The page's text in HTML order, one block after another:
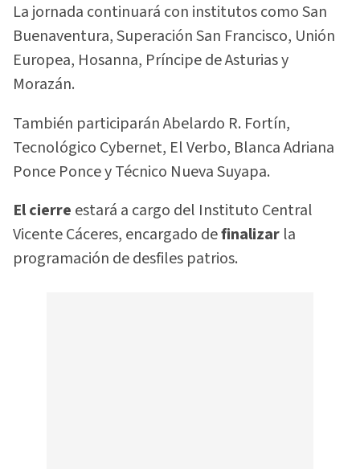
La jornada continuará con institutos como San
Buenaventura, Superación San Francisco, Unión
Europea, Hosanna, Príncipe de Asturias y
Morazán.
También participarán Abelardo R. Fortín,
Tecnológico Cybernet, El Verbo, Blanca Adriana
Ponce Ponce y Técnico Nueva Suyapa.
El cierre estará a cargo del Instituto Central
Vicente Cáceres, encargado definalizar la
programación de desfiles patrios.